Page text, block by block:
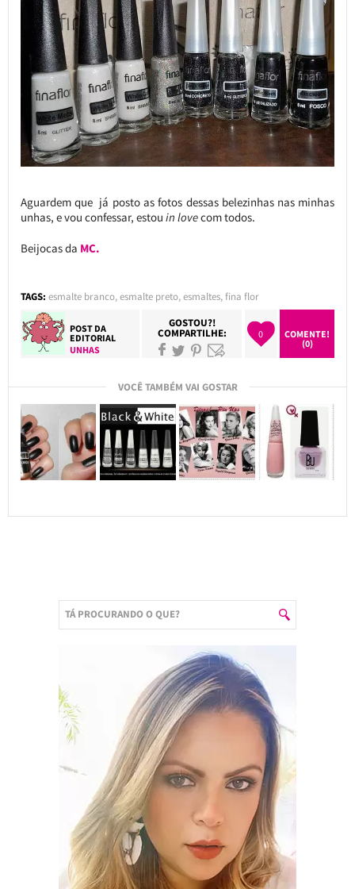
Aguardem que já posto as fotos dessas belezinhas nas minhas
unhas, e vou confessar, estou in lovecom todos.
Beijocas da MC.
TAGS: esmalte branco,esmalte preto,esmaltes,fina flor
POST DA
EDITORIAL
UNHAS
GOSTOU?!
COMPARTILHE: 0
COMENTE!
(0)
VOCÊ TAMBÉM VAI GOSTAR